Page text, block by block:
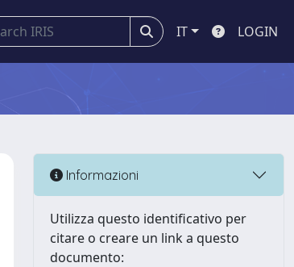
IT LOGIN
Informazioni
Utilizza questo identificativo per
citare o creare un link a questo
documento: